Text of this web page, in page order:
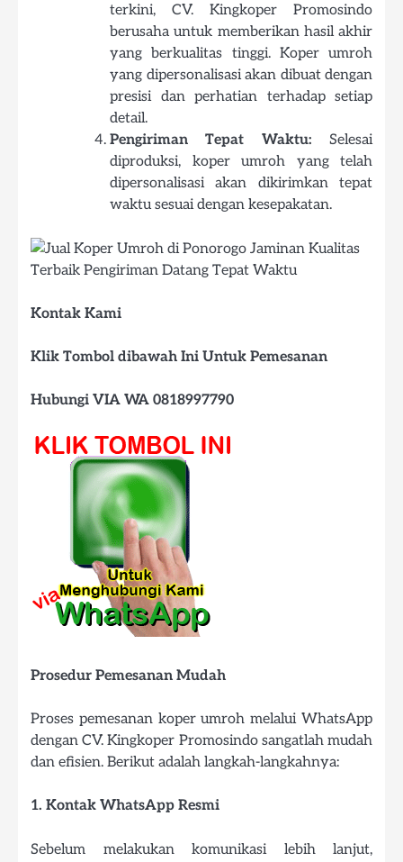
terkini, CV. Kingkoper Promosindo
berusaha untuk memberikan hasil akhir
yang berkualitas tinggi. Koper umroh
yang dipersonalisasi akan dibuat dengan
presisi dan perhatian terhadap setiap
detail.
Pengiriman Tepat Waktu: Selesai
diproduksi, koper umroh yang telah
dipersonalisasi akan dikirimkan tepat
waktu sesuai dengan kesepakatan.
Kontak Kami
Klik Tombol dibawah Ini Untuk Pemesanan
Hubungi VIA WA 0818997790
Prosedur Pemesanan Mudah
Proses pemesanan koper umroh melalui WhatsApp
dengan CV. Kingkoper Promosindo sangatlah mudah
dan efisien. Berikut adalah langkah-langkahnya:
1. Kontak WhatsApp Resmi
Sebelum melakukan komunikasi lebih lanjut,